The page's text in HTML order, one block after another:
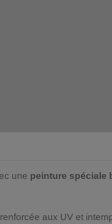
une peinture spéciale
aux UV et